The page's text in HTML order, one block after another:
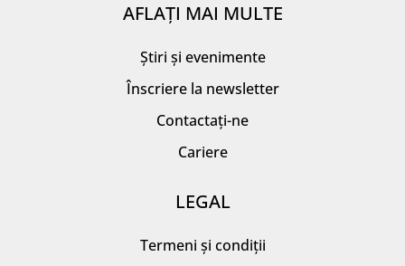
AFLAȚI MAI MULTE
Știri și evenimente
Înscriere la newsletter
Contactați-ne
Cariere
LEGAL
Termeni și condiții